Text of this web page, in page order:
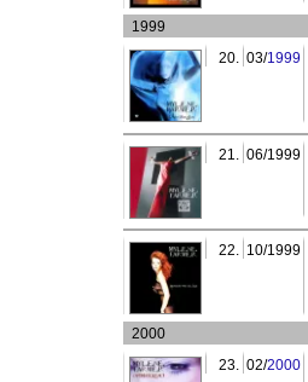
1999
20. 03/1999
21. 06/1999
22. 10/1999
2000
23. 02/2000